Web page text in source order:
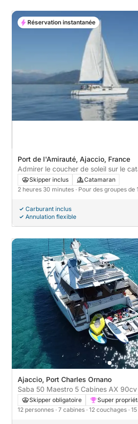
Port de l'Amirauté, Ajaccio, France
Admirer le coucher de soleil sur le
Ajaccio
Skipper inclus
Catamaran
2 heures 30 minutes · Pour des groupes de
Carburant inclus
Annulation flexible
Réservation instantanée
Ajaccio, Port Charles Ornano
Saba 50 Maestro 5 Cabines AX
Skipper obligatoire Super
12 personnes · 7 cabines · 12 couchages ·